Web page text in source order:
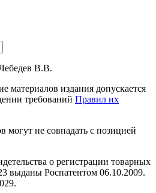
В.В.
материалов издания допускается
требований Правил их
могут не совпадать с позицией
о регистрации товарных
выданы Роспатентом 06.10.2009.